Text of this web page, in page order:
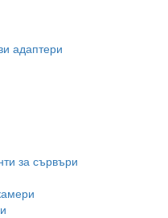
адаптери
за сървъри